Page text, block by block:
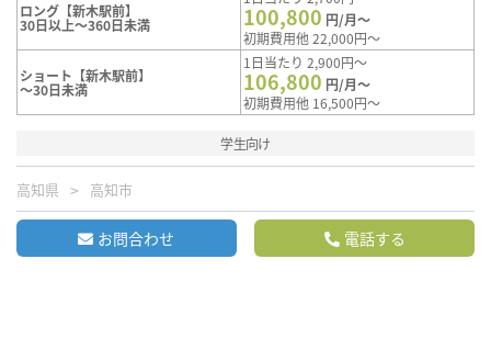
ロング【新木駅前】
30日以上～360日未満 100,800 円/月～
初期費用他 22,000円～
ショート【新木駅前】
～30日未満
1日当たり 2,900円～
106,800 円/月～
初期費用他 16,500円～
学生向け
高知県 高知市
お問合わせ 電話する